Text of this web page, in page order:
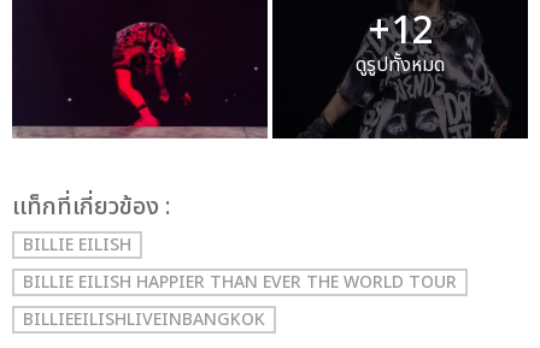
+12
ดูรูปทั้งหมด
เเท็กที่เกี่ยวข้อง :
BILLIE EILISH
BILLIE EILISH HAPPIER THAN EVER THE WORLD TOUR
BILLIEEILISHLIVEINBANGKOK